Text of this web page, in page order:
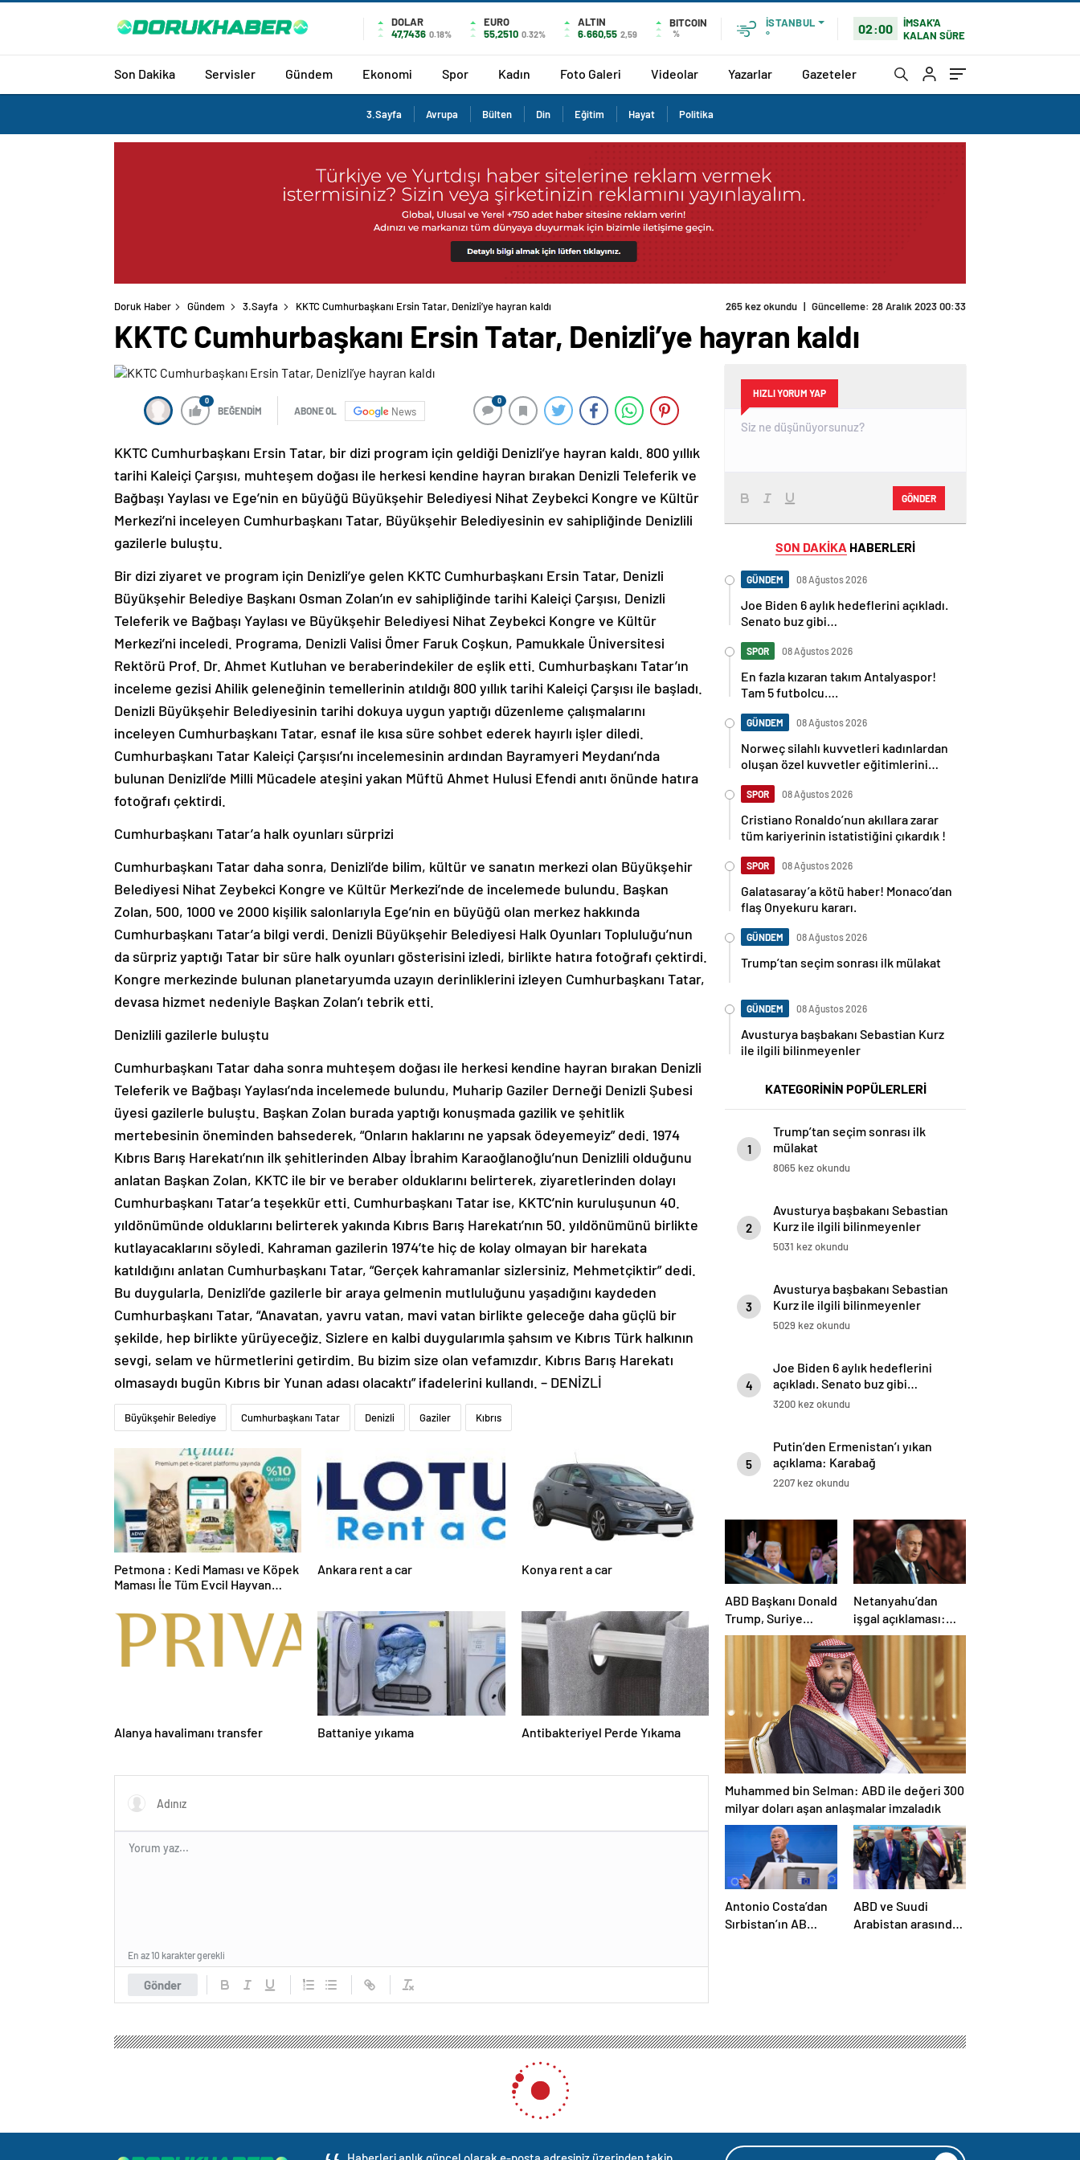
DOLAR
47,7436 0.18%
EURO
55,2510 0.32%
ALTIN
6.660,55 2,59
BITCOIN
%
İSTANBUL
°
02:00
İMSAK'A
KALAN SÜRE
Son Dakika Servisler Gündem Ekonomi Spor Kadın Foto Galeri Videolar Yazarlar Gazeteler
3.Sayfa Avrupa Bülten Din Eğitim Hayat Politika
Doruk Haber Gündem 3.Sayfa KKTC Cumhurbaşkanı Ersin Tatar, Denizli’ye hayran kaldı 265 kez okundu | Güncelleme: 28 Aralık 2023 00:33
KKTC Cumhurbaşkanı Ersin Tatar, Denizli’ye hayran kaldı
0
BEĞENDİM ABONE OL News
0
KKTC Cumhurbaşkanı Ersin Tatar, bir dizi program için geldiği Denizli’ye hayran kaldı. 800 yıllık
tarihi Kaleiçi Çarşısı, muhteşem doğası ile herkesi kendine hayran bırakan Denizli Teleferik ve
Bağbaşı Yaylası ve Ege’nin en büyüğü Büyükşehir Belediyesi Nihat Zeybekci Kongre ve Kültür
Merkezi’ni inceleyen Cumhurbaşkanı Tatar, Büyükşehir Belediyesinin ev sahipliğinde Denizlili
gazilerle buluştu.
Bir dizi ziyaret ve program için Denizli’ye gelen KKTC Cumhurbaşkanı Ersin Tatar, Denizli
Büyükşehir Belediye Başkanı Osman Zolan’ın ev sahipliğinde tarihi Kaleiçi Çarşısı, Denizli
Teleferik ve Bağbaşı Yaylası ve Büyükşehir Belediyesi Nihat Zeybekci Kongre ve Kültür
Merkezi’ni inceledi. Programa, Denizli Valisi Ömer Faruk Coşkun, Pamukkale Üniversitesi
Rektörü Prof. Dr. Ahmet Kutluhan ve beraberindekiler de eşlik etti. Cumhurbaşkanı Tatar’ın
inceleme gezisi Ahilik geleneğinin temellerinin atıldığı 800 yıllık tarihi Kaleiçi Çarşısı ile başladı.
Denizli Büyükşehir Belediyesinin tarihi dokuya uygun yaptığı düzenleme çalışmalarını
inceleyen Cumhurbaşkanı Tatar, esnaf ile kısa süre sohbet ederek hayırlı işler diledi.
Cumhurbaşkanı Tatar Kaleiçi Çarşısı’nı incelemesinin ardından Bayramyeri Meydanı’nda
bulunan Denizli’de Milli Mücadele ateşini yakan Müftü Ahmet Hulusi Efendi anıtı önünde hatıra
fotoğrafı çektirdi.
Cumhurbaşkanı Tatar’a halk oyunları sürprizi
Cumhurbaşkanı Tatar daha sonra, Denizli’de bilim, kültür ve sanatın merkezi olan Büyükşehir
Belediyesi Nihat Zeybekci Kongre ve Kültür Merkezi’nde de incelemede bulundu. Başkan
Zolan, 500, 1000 ve 2000 kişilik salonlarıyla Ege’nin en büyüğü olan merkez hakkında
Cumhurbaşkanı Tatar’a bilgi verdi. Denizli Büyükşehir Belediyesi Halk Oyunları Topluluğu’nun
da sürpriz yaptığı Tatar bir süre halk oyunları gösterisini izledi, birlikte hatıra fotoğrafı çektirdi.
Kongre merkezinde bulunan planetaryumda uzayın derinliklerini izleyen Cumhurbaşkanı Tatar,
devasa hizmet nedeniyle Başkan Zolan’ı tebrik etti.
Denizlili gazilerle buluştu
Cumhurbaşkanı Tatar daha sonra muhteşem doğası ile herkesi kendine hayran bırakan Denizli
Teleferik ve Bağbaşı Yaylası’nda incelemede bulundu, Muharip Gaziler Derneği Denizli Şubesi
üyesi gazilerle buluştu. Başkan Zolan burada yaptığı konuşmada gazilik ve şehitlik
mertebesinin öneminden bahsederek, “Onların haklarını ne yapsak ödeyemeyiz” dedi. 1974
Kıbrıs Barış Harekatı’nın ilk şehitlerinden Albay İbrahim Karaoğlanoğlu’nun Denizlili olduğunu
anlatan Başkan Zolan, KKTC ile bir ve beraber olduklarını belirterek, ziyaretlerinden dolayı
Cumhurbaşkanı Tatar’a teşekkür etti. Cumhurbaşkanı Tatar ise, KKTC’nin kuruluşunun 40.
yıldönümünde olduklarını belirterek yakında Kıbrıs Barış Harekatı’nın 50. yıldönümünü birlikte
kutlayacaklarını söyledi. Kahraman gazilerin 1974’te hiç de kolay olmayan bir harekata
katıldığını anlatan Cumhurbaşkanı Tatar, “Gerçek kahramanlar sizlersiniz, Mehmetçiktir” dedi.
Bu duygularla, Denizli’de gazilerle bir araya gelmenin mutluluğunu yaşadığını kaydeden
Cumhurbaşkanı Tatar, “Anavatan, yavru vatan, mavi vatan birlikte geleceğe daha güçlü bir
şekilde, hep birlikte yürüyeceğiz. Sizlere en kalbi duygularımla şahsım ve Kıbrıs Türk halkının
sevgi, selam ve hürmetlerini getirdim. Bu bizim size olan vefamızdır. Kıbrıs Barış Harekatı
olmasaydı bugün Kıbrıs bir Yunan adası olacaktı” ifadelerini kullandı. – DENİZLİ
Büyükşehir Belediye Cumhurbaşkanı Tatar Denizli Gaziler Kıbrıs
Petmona : Kedi Maması ve Köpek
Maması İle Tüm Evcil Hayvan
Ankara rent a car Konya rent a car
Alanya havalimanı transfer Battaniye yıkama Antibakteriyel Perde Yıkama
Gönder
En az 10 karakter gerekli
HIZLI YORUM YAP
GÖNDER
SON DAKİKA HABERLERİ
GÜNDEM 08 Ağustos 2026
Joe Biden 6 aylık hedeflerini açıkladı.
Senato buz gibi…
SPOR 08 Ağustos 2026
En fazla kızaran takım Antalyaspor!
Tam 5 futbolcu….
GÜNDEM 08 Ağustos 2026
Norweç silahlı kuvvetleri kadınlardan
oluşan özel kuvvetler eğitimlerini
SPOR 08 Ağustos 2026
Cristiano Ronaldo’nun akıllara zarar
tüm kariyerinin istatistiğini çıkardık !
SPOR 08 Ağustos 2026
Galatasaray’a kötü haber! Monaco’dan
flaş Onyekuru kararı.
GÜNDEM 08 Ağustos 2026
Trump’tan seçim sonrası ilk mülakat
GÜNDEM 08 Ağustos 2026
Avusturya başbakanı Sebastian Kurz
ile ilgili bilinmeyenler
KATEGORİNİN POPÜLERLERİ
1
Trump’tan seçim sonrası ilk
mülakat
8065 kez okundu
2
Avusturya başbakanı Sebastian
Kurz ile ilgili bilinmeyenler
5031 kez okundu
3
Avusturya başbakanı Sebastian
Kurz ile ilgili bilinmeyenler
5029 kez okundu
4
Joe Biden 6 aylık hedeflerini
açıkladı. Senato buz gibi…
3200 kez okundu
5
Putin’den Ermenistan’ı yıkan
açıklama: Karabağ
Azerbaycan’ın ayrılmaz bir
2207 kez okundu
ABD Başkanı Donald
Trump, Suriye
Cumhurbaşkanı
Şara ile görüşecek
Netanyahu’dan
işgal açıklaması:
İsrail ordusu, tüm
gücüyle Gazze’ye
girecek
Muhammed bin Selman: ABD ile değeri 300
milyar doları aşan anlaşmalar imzaladık
Antonio Costa’dan
Sırbistan’ın AB
ABD ve Suudi
Arabistan arasında